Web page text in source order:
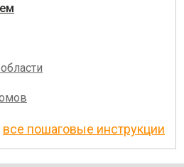
все пошаговые инструкции